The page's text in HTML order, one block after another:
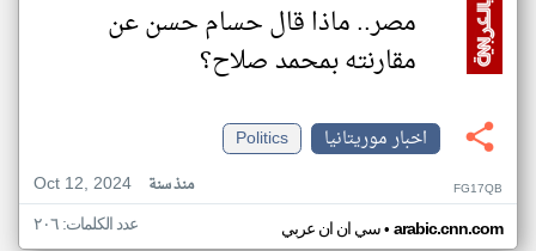
مصر.. ماذا قال حسام حسن عن
مقارنته بمحمد صلاح؟
اخبار موريتانيا
Politics
Oct 12, 2024
منذ سنة FG17QB
سي ان ان عربي• arabic.cnn.com عدد الكلمات: ٢٠٦